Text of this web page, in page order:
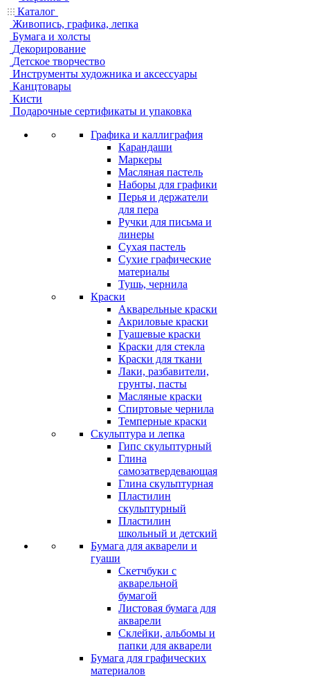
Каталог
Живопись, графика, лепка
Бумага и холсты
Декорирование
Детское творчество
Инструменты художника и аксессуары
Канцтовары
Кисти
Подарочные сертификаты и упаковка
Графика и каллиграфия
Карандаши
Маркеры
Масляная пастель
Наборы для графики
Перья и держатели
для пера
Ручки для письма и
линеры
Сухая пастель
Сухие графические
материалы
Тушь, чернила
Краски
Акварельные краски
Акриловые краски
Гуашевые краски
Краски для стекла
Краски для ткани
Лаки, разбавители,
грунты, пасты
Масляные краски
Спиртовые чернила
Темперные краски
Скульптура и лепка
Гипс скульптурный
Глина
самозатвердевающая
Глина скульптурная
Пластилин
скульптурный
Пластилин
школьный и детский
Бумага для акварели и
гуаши
Скетчбуки с
акварельной
бумагой
Листовая бумага для
акварели
Склейки, альбомы и
папки для акварели
Бумага для графических
материалов